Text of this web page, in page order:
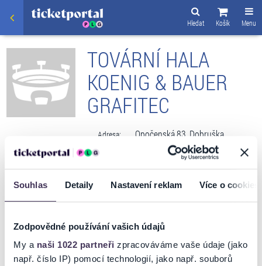
Souhlas Detaily Nastavení reklam Více o cookies
Zodpovědné používání vašich údajů
My a naši 1022 partneři zpracováváme vaše údaje (jako
např. číslo IP) pomocí technologií, jako např. souborů
Menu
Košík
Hledat
TOVÁRNÍ HALA
KOENIG & BAUER
GRAFITEC
Adresa:
Opočenská 83, Dobruška
Navigovat